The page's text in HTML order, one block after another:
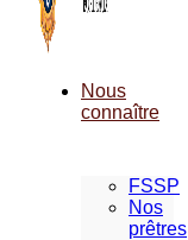
Nous
connaître
FSSP
Nos
prêtres